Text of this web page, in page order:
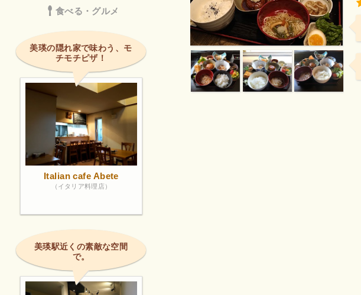
食べる・グルメ
美瑛の隠れ家で味わう、モ
チモチピザ！
Italian cafe Abete
（イタリア料理店）
美瑛駅近くの素敵な空間
で。